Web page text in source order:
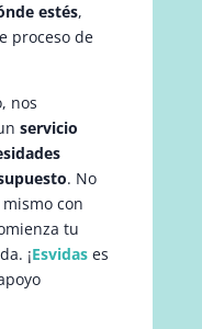
estés,
proceso de
nos
servicio
. No
con
tu
¡Esvidas es